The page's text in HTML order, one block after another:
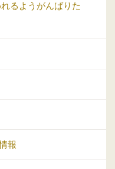
るようがんばりた
報